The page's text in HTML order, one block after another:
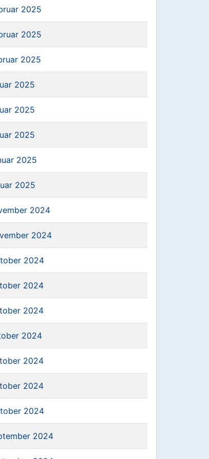
2025
2025
2025
2025
2025
2025
2025
2025
2024
2024
2024
2024
2024
2024
2024
2024
2024
2024